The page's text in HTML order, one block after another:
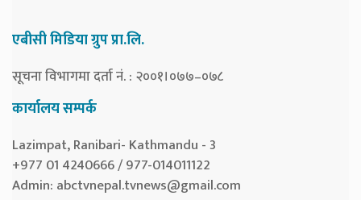
एबीसी मिडिया ग्रुप प्रा.लि.
सूचना विभागमा दर्ता नं. : २००१।०७७–०७८
कार्यालय सम्पर्क
Lazimpat, Ranibari- Kathmandu - 3
+977 01 4240666 / 977-014011122
Admin: abctvnepal.tvnews@gmail.com